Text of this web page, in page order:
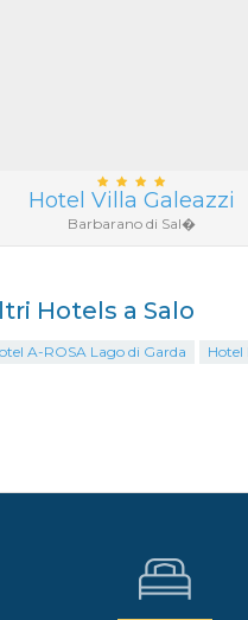
Hotel Villa Galeazzi
Barbarano di Sal�
Hotels a Salo
A-ROSA Lago di Garda